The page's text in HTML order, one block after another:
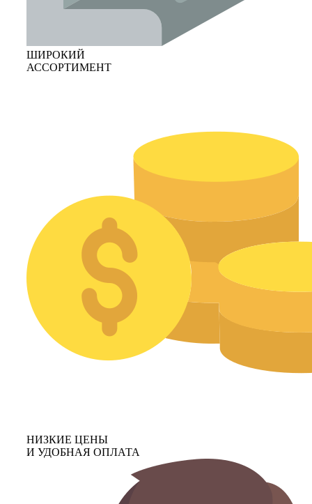
ШИРОКИЙ
АССОРТИМЕНТ
НИЗКИЕ ЦЕНЫ
И УДОБНАЯ ОПЛАТА